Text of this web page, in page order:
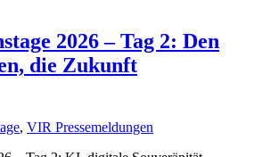
2026 – Tag 2: Den
die Zukunft
, VIR Pressemeldungen